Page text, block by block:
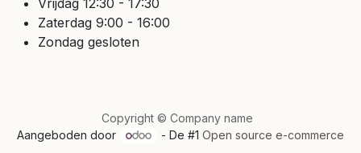
Zaterdag 9:00 - 16:00
Zondag gesloten
Copyright © Company name
Aangeboden door
- De #1Open source e-commerce